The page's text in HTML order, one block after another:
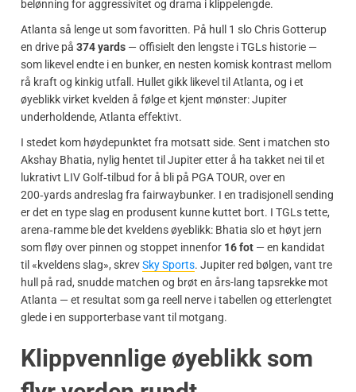
belønning for aggressivitet og drama i klippelengde.
Atlanta så lenge ut som favoritten. På hull 1 slo Chris Gotterup
en drive på 374 yards — offisielt den lengste i TGLs historie —
som likevel endte i en bunker, en nesten komisk kontrast mellom
rå kraft og kinkig utfall. Hullet gikk likevel til Atlanta, og i et
øyeblikk virket kvelden å følge et kjent mønster: Jupiter
underholdende, Atlanta effektivt.
I stedet kom høydepunktet fra motsatt side. Sent i matchen sto
Akshay Bhatia, nylig hentet til Jupiter etter å ha takket nei til et
lukrativt LIV Golf‑tilbud for å bli på PGA TOUR, over en
200‑yards andreslag fra fairwaybunker. I en tradisjonell sending
er det en type slag en produsent kunne kuttet bort. I TGLs tette,
arena‑ramme ble det kveldens øyeblikk: Bhatia slo et høyt jern
som fløy over pinnen og stoppet innenfor 16 fot — en kandidat
til «kveldens slag», skrevSky Sports. Jupiter red bølgen, vant tre
hull på rad, snudde matchen og brøt en års-lang tapsrekke mot
Atlanta — et resultat som ga reell nerve i tabellen og etterlengtet
glede i en supporterbase vant til motgang.
Klippvennlige øyeblikk som